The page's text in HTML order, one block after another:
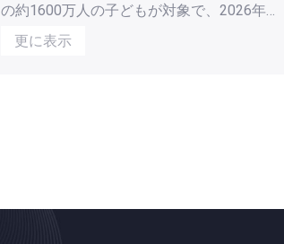
の約1600万人の子どもが対象で、2026年春
から支給開始。こども家庭庁が主導し、少子
化対策の転換点となる。
更に表示